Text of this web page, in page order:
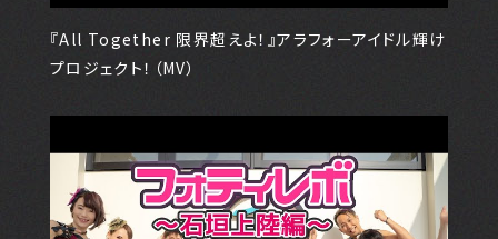
『All Together 限界超えよ！』アラフォーアイドル輝け
プロジェクト！（MV）